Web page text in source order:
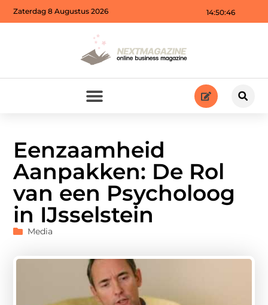
14:50:47
Zaterdag 8 Augustus 2026
Eenzaamheid
Aanpakken: De Rol
van een Psycholoog
in IJsselstein
Media